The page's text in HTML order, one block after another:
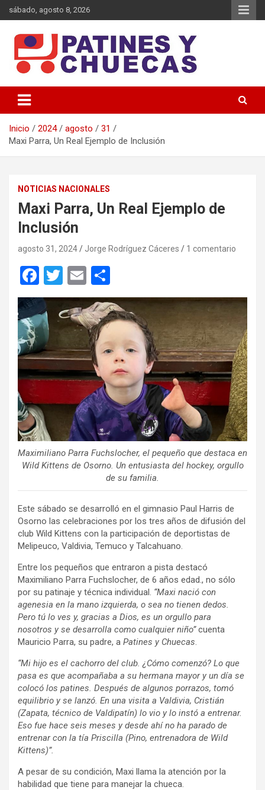
Saltar
al
sábado, agosto 8, 2026
Patines y Chuecas
Inicio 2024 agosto
31
Maxi Parra, Un Real Ejemplo de Inclusión
NOTICIAS NACIONALES
Maxi Parra, Un Real Ejemplo de
Inclusión
agosto 31, 2024 Jorge Rodríguez Cáceres 1 comentario
F
a
ce
b
o
o
k
T
wi
tt
er
E
m
ail
o
m
ar
tir
Maximiliano Parra Fuchslocher, el pequeño que destaca en
Wild Kittens de Osorno. Un entusiasta del hockey, orgullo
de su familia.
Este sábado se desarrolló en el gimnasio Paul Harris de
Osorno las celebraciones por los tres años de difusión del
club Wild Kittens con la participación de deportistas de
Melipeuco, Valdivia, Temuco y Talcahuano.
Entre los pequeños que entraron a pista destacó
Maximiliano Parra Fuchslocher, de 6 años edad., no sólo
por su patinaje y técnica individual. “Maxi nació con
agenesia en la mano izquierda, o sea no tienen dedos.
Pero tú lo ves y, gracias a Dios, es un orgullo para
nosotros y se desarrolla como cualquier niño”cuenta
Mauricio Parra, su padre, a Patines y Chuecas
“Mi hijo es el cachorro del club. ¿Cómo comenzó? Lo que
pasa es que acompañaba a su hermana mayor y un día se
colocó los patines. Después de algunos porrazos, tomó
equilibrio y se lanzó. En una visita a Valdivia, Cristián
(Zapata, técnico de Valdipatín) lo vio y lo instó a entrenar.
Eso fue hace seis meses y desde ahí no ha parado de
entrenar con la tía Priscilla (Pino, entrenadora de Wild
Kittens)”.
A pesar de su condición, Maxi llama la atención por la
habilidad que tiene para manejar la chueca.